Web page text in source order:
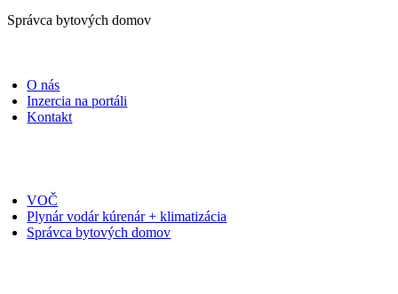
Správca bytových domov
O nás
Inzercia na portáli
Kontakt
VOČ
Plynár vodár kúrenár + klimatizácia
Správca bytových domov